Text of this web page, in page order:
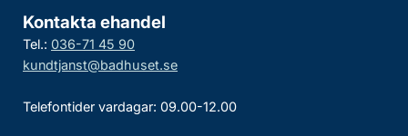
Kontakta ehandel
Tel.: 036-71 45 90
kundtjanst@badhuset.se
Telefontider vardagar: 09.00-12.00